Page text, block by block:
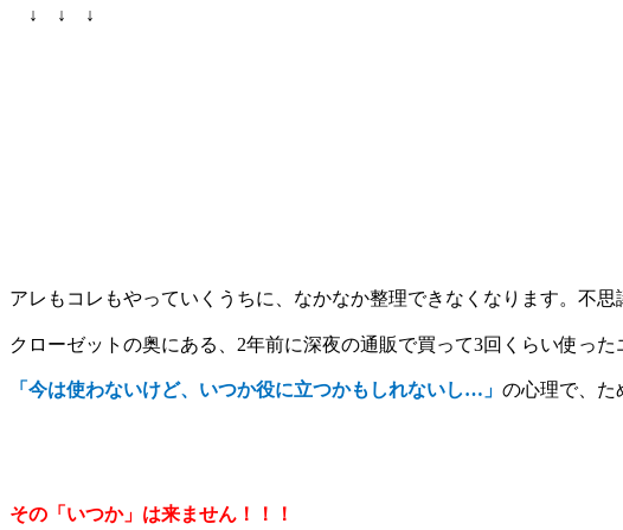
↓ ↓ ↓
アレもコレもやっていくうちに、なかなか整理できなくなります。不
クローゼットの奥にある、 2年前に深夜の通販で買って3回くらい使った
「今は使わないけど、いつか役に立つかもしれないし…」 の心理で、た
その「いつか」は来ません！！！